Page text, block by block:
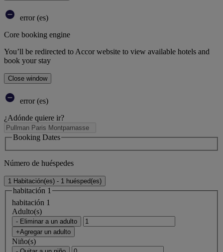
error (es)
Core booking engine
You’ll be redirected to Accor website to view available hotels and
book your stay
Close window
error (es)
¿Adónde quiere ir?
Booking Dates
Número de huéspedes
1 Habitación(es) - 1 huésped(es)
habitación 1
habitación 1
Adulto(s)
- Eliminar a un adulto
+Agregar un adulto
Niño(s)